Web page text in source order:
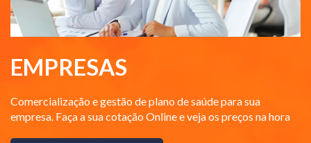
EMPRESAS
Comercialização e gestão de plano de saúde para sua
empresa. Faça a sua cotação Online e veja os preços na hora